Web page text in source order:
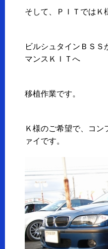
そして、ＰＩＴでは
ビルシュタインＢＳＳ
マンスＫＩＴへ
移植作業です。
Ｋ様のご希望で、コン
ァイです。